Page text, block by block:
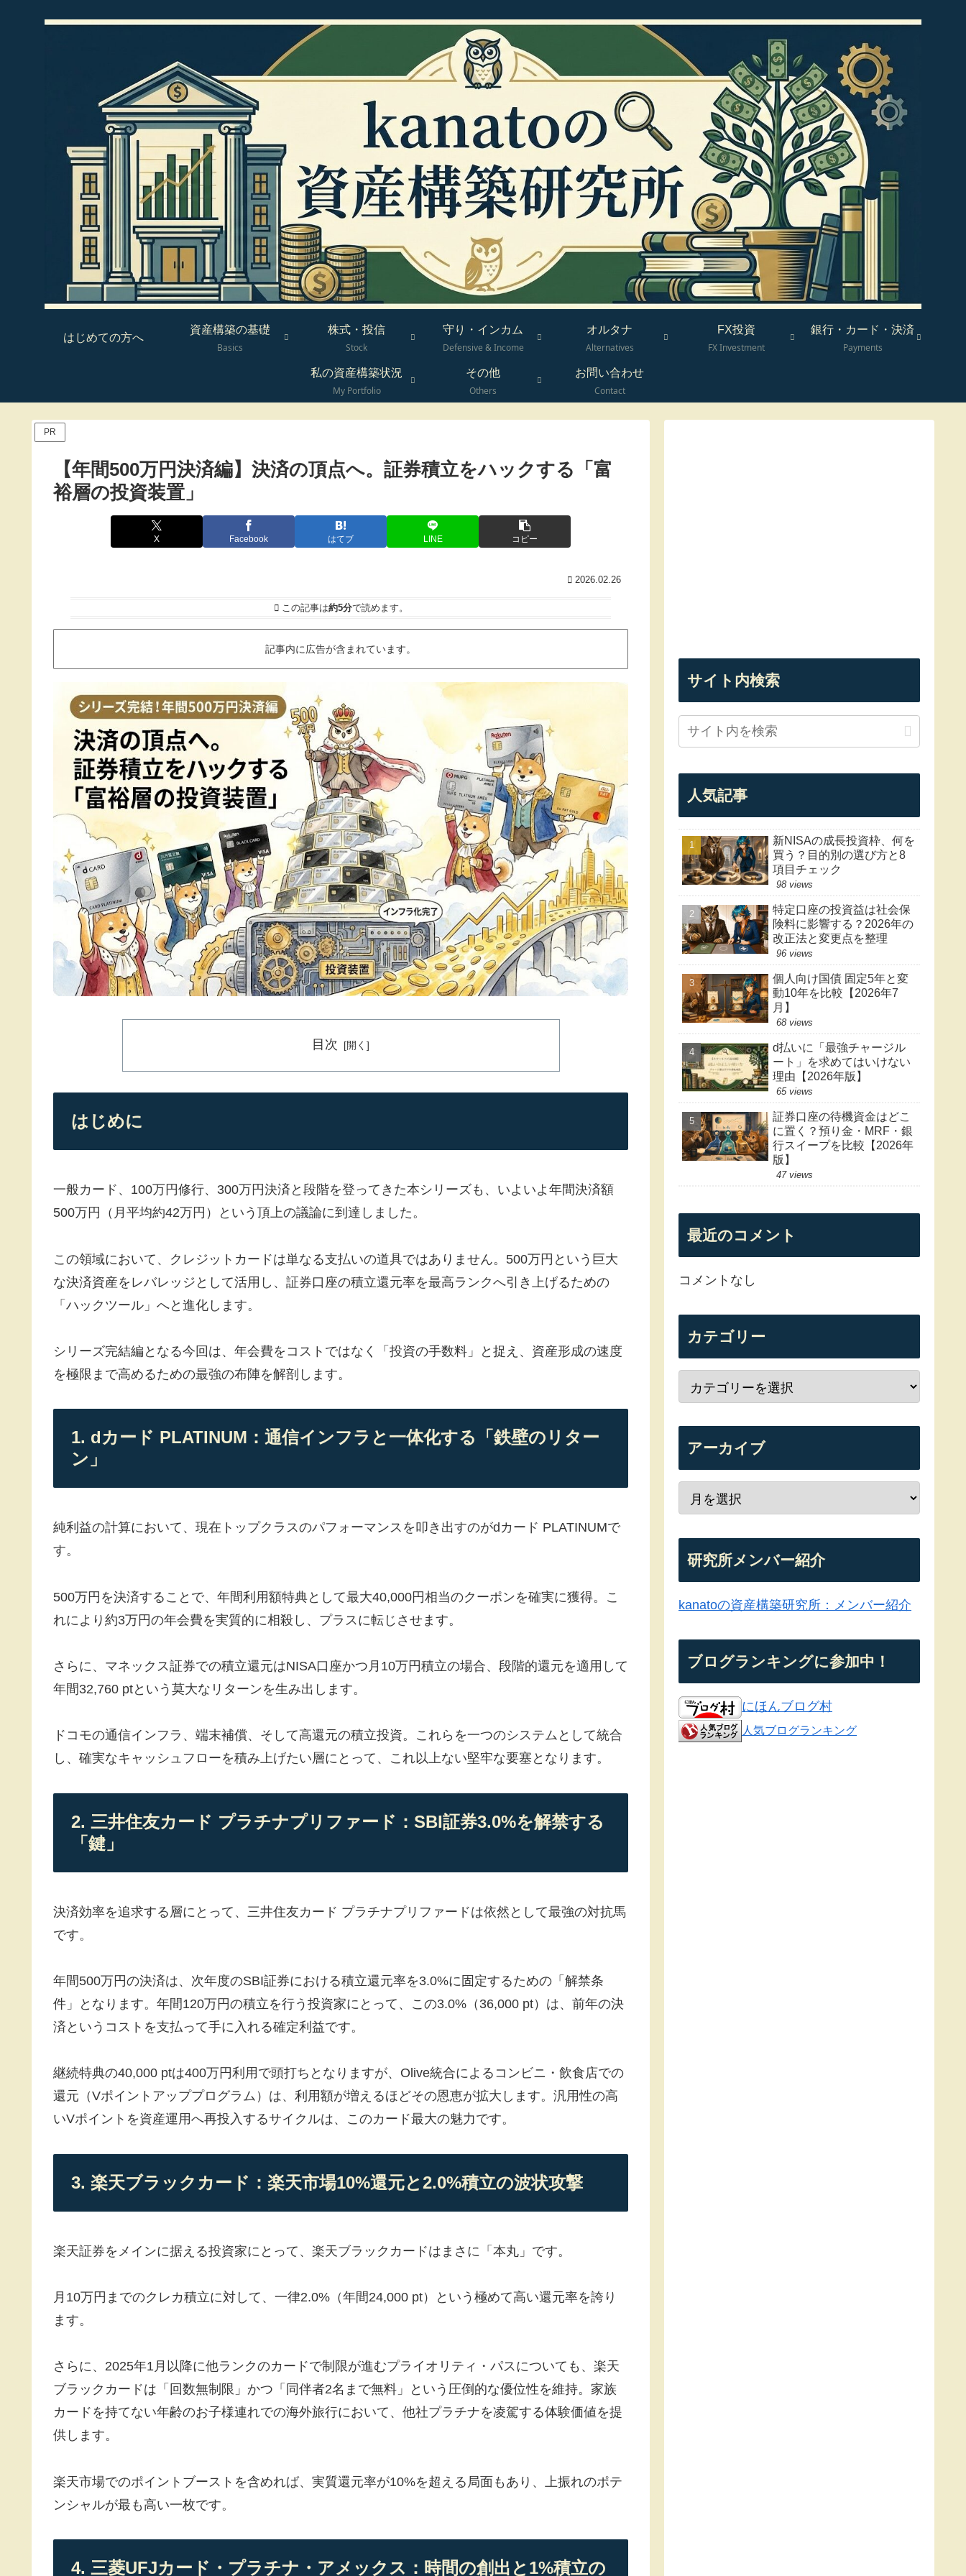
はじめての方へ
資産構築の基礎
Basics
株式・投信
Stock
守り・インカム
Defensive & Income
オルタナ
Alternatives
FX投資
FX Investment
銀行・カード・決済
Payments
私の資産構築状況
My Portfolio
その他
Others
お問い合わせ
Contact
PR
【年間500万円決済編】決済の頂点へ。証券積立をハックする「富
裕層の投資装置」
X Facebook はてブ LINE コピー
2026.02.26
この記事は約5分で読めます。
記事内に広告が含まれています。
目次
はじめに
一般カード、100万円修行、300万円決済と段階を登ってきた本シリーズも、いよいよ年間決済額
500万円（月平均約42万円）という頂上の議論に到達しました。
この領域において、クレジットカードは単なる支払いの道具ではありません。500万円という巨大
な決済資産をレバレッジとして活用し、証券口座の積立還元率を最高ランクへ引き上げるための
「ハックツール」へと進化します。
シリーズ完結編となる今回は、年会費をコストではなく「投資の手数料」と捉え、資産形成の速度
を極限まで高めるための最強の布陣を解剖します。
1. dカード PLATINUM：通信インフラと一体化する「鉄壁のリター
ン」
純利益の計算において、現在トップクラスのパフォーマンスを叩き出すのがdカード PLATINUMで
す。
500万円を決済することで、年間利用額特典として最大40,000円相当のクーポンを確実に獲得。こ
れにより約3万円の年会費を実質的に相殺し、プラスに転じさせます。
さらに、マネックス証券での積立還元はNISA口座かつ月10万円積立の場合、段階的還元を適用して
年間32,760 ptという莫大なリターンを生み出します。
ドコモの通信インフラ、端末補償、そして高還元の積立投資。これらを一つのシステムとして統合
し、確実なキャッシュフローを積み上げたい層にとって、これ以上ない堅牢な要塞となります。
2. 三井住友カード プラチナプリファード：SBI証券3.0%を解禁する
「鍵」
決済効率を追求する層にとって、三井住友カード プラチナプリファードは依然として最強の対抗馬
です。
年間500万円の決済は、次年度のSBI証券における積立還元率を3.0%に固定するための「解禁条
件」となります。年間120万円の積立を行う投資家にとって、この3.0%（36,000 pt）は、前年の決
済というコストを支払って手に入れる確定利益です。
継続特典の40,000 ptは400万円利用で頭打ちとなりますが、Olive統合によるコンビニ・飲食店での
還元（Vポイントアッププログラム）は、利用額が増えるほどその恩恵が拡大します。汎用性の高
いVポイントを資産運用へ再投入するサイクルは、このカード最大の魅力です。
3. 楽天ブラックカード：楽天市場10%還元と2.0%積立の波状攻撃
楽天証券をメインに据える投資家にとって、楽天ブラックカードはまさに「本丸」です。
月10万円までのクレカ積立に対して、一律2.0%（年間24,000 pt）という極めて高い還元率を誇り
ます。
さらに、2025年1月以降に他ランクのカードで制限が進むプライオリティ・パスについても、楽天
ブラックカードは「回数無制限」かつ「同伴者2名まで無料」という圧倒的な優位性を維持。家族
カードを持てない年齢のお子様連れでの海外旅行において、他社プラチナを凌駕する体験価値を提
供します。
楽天市場でのポイントブーストを含めれば、実質還元率が10%を超える局面もあり、上振れのポテ
ンシャルが最も高い一枚です。
4. 三菱UFJカード・プラチナ・アメックス：時間の創出と1%積立の
サイト内検索
人気記事
新NISAの成長投資枠、何を
買う？目的別の選び方と8
項目チェック
98 views
特定口座の投資益は社会保
険料に影響する？2026年の
改正法と変更点を整理
96 views
個人向け国債 固定5年と変
動10年を比較【2026年7
月】
68 views
d払いに「最強チャージル
ート」を求めてはいけない
理由【2026年版】
65 views
証券口座の待機資金はどこ
に置く？預り金・MRF・銀
行スイープを比較【2026年
版】
47 views
最近のコメント
コメントなし
カテゴリー
アーカイブ
研究所メンバー紹介
kanatoの資産構築研究所：メンバー紹介
ブログランキングに参加中！
にほんブログ村
人気ブログランキング